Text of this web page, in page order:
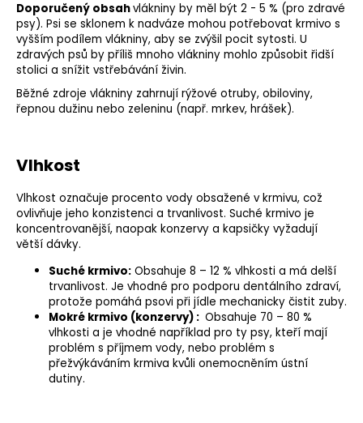
Doporučený obsahvlákniny by měl být 2 - 5 % (pro zdravé
psy). Psi se sklonem k nadváze mohou potřebovat krmivo s
vyšším podílem vlákniny, aby se zvýšil pocit sytosti. U
zdravých psů by příliš mnoho vlákniny mohlo způsobit řidší
stolici a snížit vstřebávání živin.
Běžné zdroje vlákniny zahrnují rýžové otruby, obiloviny,
řepnou dužinu nebo zeleninu (např. mrkev, hrášek).
Vlhkost
Vlhkost označuje procento vody obsažené v krmivu, což
ovlivňuje jeho konzistenci a trvanlivost. Suché krmivo je
koncentrovanější, naopak konzervy a kapsičky vyžadují
větší dávky.
Suché krmivo: Obsahuje 8 – 12 % vlhkosti a má delší
trvanlivost. Je vhodné pro podporu dentálního zdraví,
protože pomáhá psovi při jídle mechanicky čistit zuby.
Mokré krmivo (konzervy) : Obsahuje 70 – 80 %
vlhkosti a je vhodné například pro ty psy, kteří mají
problém s příjmem vody, nebo problém s
přežvýkáváním krmiva kvůli onemocněním ústní
dutiny.